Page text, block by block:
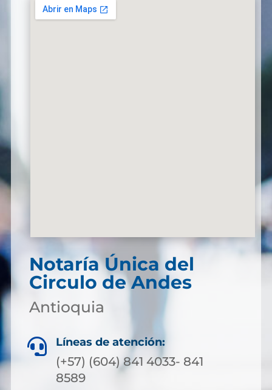
Notaría Única del
Circulo de Andes
Antioquia
 Líneas de atención:
(+57) (604) 841 4033- 841
8589